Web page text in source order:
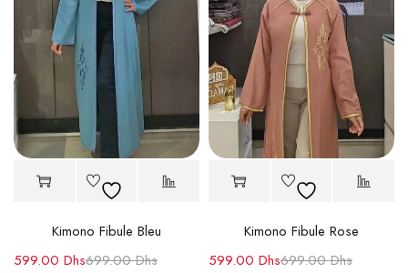
Kimono Fibule Bleu
699.00Dhs
599.00 Dhs
Kimono Fibule Rose
699.00Dhs
599.00 Dhs